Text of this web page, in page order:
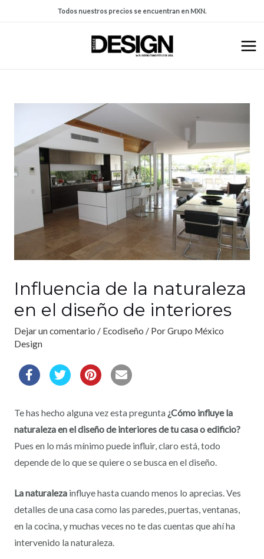
Todos nuestros precios se encuentran en MXN.
Influencia de la naturaleza
en el diseño de interiores
Dejar un comentario / Ecodiseño / PorGrupo México
Design
Te has hecho alguna vez esta pregunta ¿Cómo influye la
naturaleza en el diseño de interiores de tu casa o edificio?
Pues en lo más mínimo puede influir, claro está, todo
depende de lo que se quiere o se busca en el diseño.
La naturaleza influye hasta cuando menos lo aprecias. Ves
detalles de una casa como las paredes, puertas, ventanas,
en la cocina, y muchas veces no te das cuentas que ahí ha
intervenido la naturaleza.